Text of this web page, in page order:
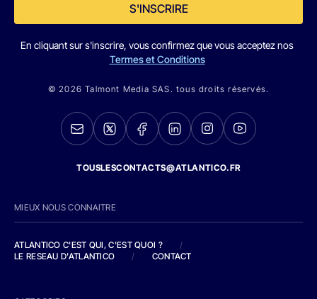
S'INSCRIRE
En cliquant sur s'inscrire, vous confirmez que vous acceptez nos
Termes et Conditions
© 2026 Talmont Media SAS. tous droits réservés.
TOUSLESCONTACTS@ATLANTICO.FR
MIEUX NOUS CONNAITRE
ATLANTICO C'EST QUI, C'EST QUOI ?
/
LE RESEAU D'ATLANTICO
/ CONTACT